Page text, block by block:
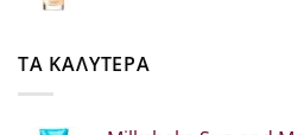
ΤΑ ΚΑΛΥΤΕΡΑ